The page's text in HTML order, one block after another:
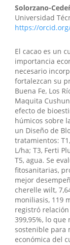
Solorzano-
Universidad
https://
El cacao es un
importancia
necesario
fortalezcan su
Buena Fe, Los
Maquita
efecto de
húmicos sobre
un Diseño de
tratamientos:
L/ha; T3, Ferti
T5, agua. Se
fitosanitarias,
mejor
cherelle wilt,
moniliasis, 119
registró
399,95%, lo
sostenible para
económica del